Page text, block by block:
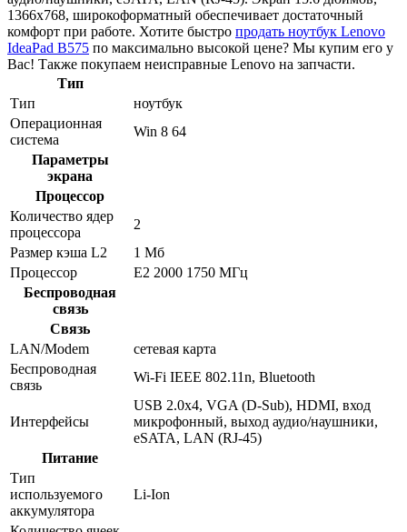
1366x768, широкоформатный обеспечивает достаточный
комфорт при работе. Хотите быстро продать ноутбук Lenovo
IdeaPad B575 по максимально высокой цене? Мы купим его у
Вас! Также покупаем неисправные Lenovo на запчасти.
Тип
Тип
ноутбук
Операционная
система
Win 8 64
Параметры
экрана
Процессор
Количество ядер
процессора
2
Размер кэша L2
1 Мб
Процессор
E2 2000 1750 МГц
Беспроводная
связь
Связь
LAN/Modem
сетевая карта
Беспроводная
связь
Wi-Fi IEEE 802.11n, Bluetooth
Интерфейсы
USB 2.0x4, VGA (D-Sub), HDMI, вход
микрофонный, выход аудио/наушники,
eSATA, LAN (RJ-45)
Питание
Тип
используемого
аккумулятора
Li-Ion